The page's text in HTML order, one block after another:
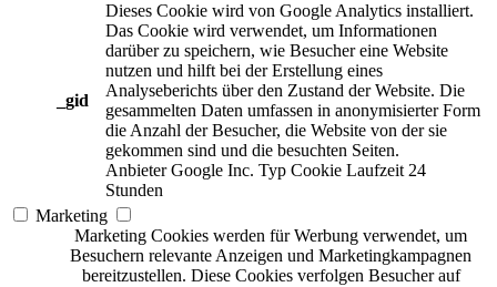
_gid
Dieses Cookie wird von Google Analytics installiert.
Das Cookie wird verwendet, um Informationen
darüber zu speichern, wie Besucher eine Website
nutzen und hilft bei der Erstellung eines
Analyseberichts über den Zustand der Website. Die
gesammelten Daten umfassen in anonymisierter Form
die Anzahl der Besucher, die Website von der sie
gekommen sind und die besuchten Seiten.
Anbieter Google Inc. Typ Cookie Laufzeit 24
Stunden
Marketing
Marketing Cookies werden für Werbung verwendet, um
Besuchern relevante Anzeigen und Marketingkampagnen
bereitzustellen. Diese Cookies verfolgen Besucher auf